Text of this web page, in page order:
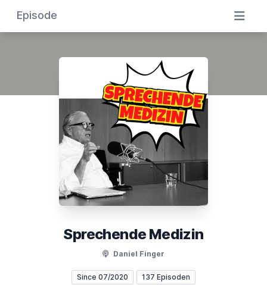
Episode
Sprechende Medizin
Daniel Finger
Since 07/2020 137 Episoden